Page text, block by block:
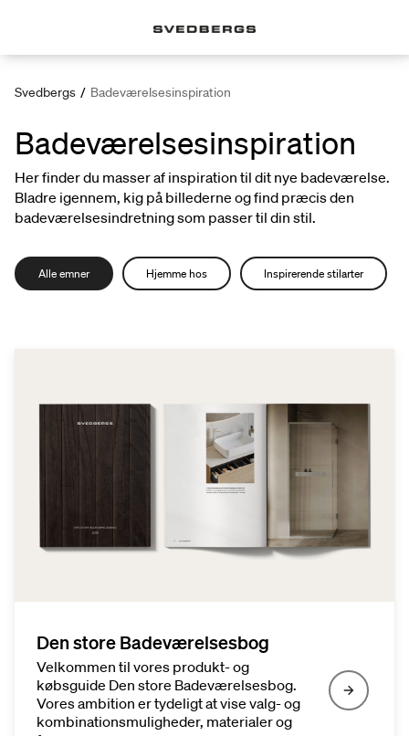
Svedbergs / Badeværelsesinspiration
Badeværelsesinspiration
Her finder du masser af inspiration til dit nye badeværelse.
Bladre igennem, kig på billederne og find præcis den
badeværelsesindretning som passer til din stil.
Alle emner Hjemme hos Inspirerende stilarter
Den store Badeværelsesbog
Velkommen til vores produkt- og
købsguide Den store Badeværelsesbog.
Vores ambition er tydeligt at vise valg- og
kombinationsmuligheder, materialer og